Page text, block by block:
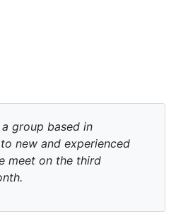
group based in
new and experienced
meet on the third